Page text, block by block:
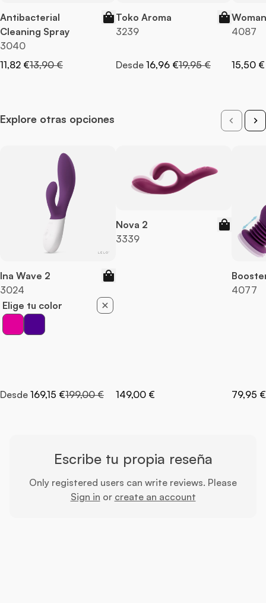
Antibacterial
Cleaning Spray
3040
Precio especial
11,82 €Precio normal
13,90 €
Toko Aroma
3239
Desde 16,96 €Precio normal
19,95 €
4087
15,50 €
Explore otras opciones
Ina Wave 2
3024
Elige tu color
Desde 169,15 €Precio normal
199,00 €
Nova 2
3339
149,00 €
4077
79,95 €
Escribe tu propia reseña
Only registered users can write reviews. Please
Sign in or create an account